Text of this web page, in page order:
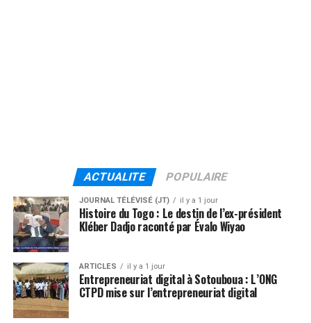
ACTUALITE POPULAIRE
JOURNAL TÉLÉVISÉ (JT) il y a 1 jour
Histoire du Togo : Le destin de l’ex-président
Kléber Dadjo raconté par Évalo Wiyao
ARTICLES il y a 1 jour
Entrepreneuriat digital à Sotouboua : L’ONG
CTPD mise sur l’entrepreneuriat digital